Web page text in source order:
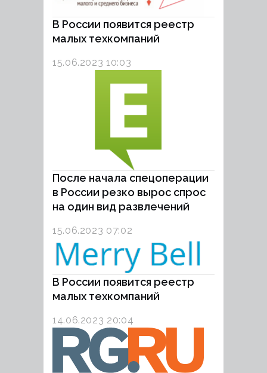
В России появится реестр
малых техкомпаний
15.06.2023 10:03
После начала спецоперации
в России резко вырос спрос
на один вид развлечений
15.06.2023 07:02
В России появится реестр
малых техкомпаний
14.06.2023 20:04